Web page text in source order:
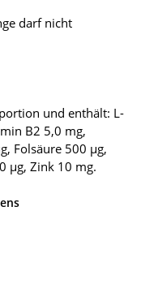
darf nicht
und enthält: L-
B2 5,0 mg,
Folsäure 500 µg,
µg, Zink 10 mg.